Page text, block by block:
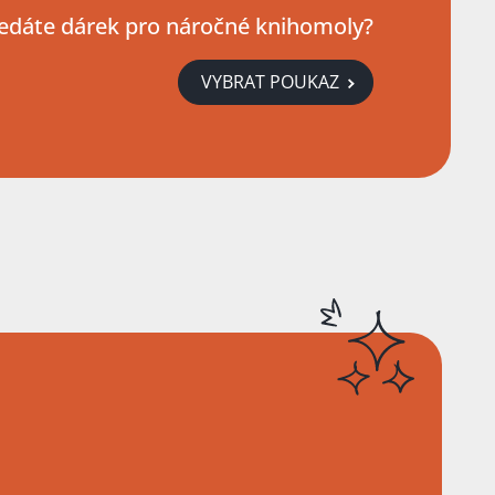
dárek pro náročné knihomoly?
VYBRAT POUKAZ